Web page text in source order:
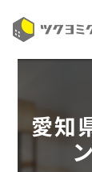
愛知